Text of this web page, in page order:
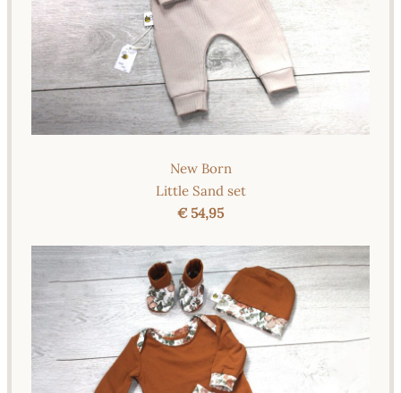
New Born
Little Sand set
€ 54,95